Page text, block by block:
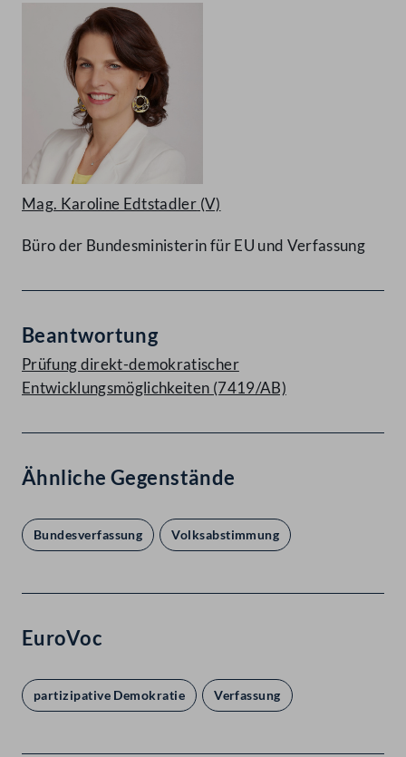
Mag. Karoline Edtstadler (V)
Büro der Bundesministerin für EU und Verfassung
Beantwortung
Prüfung direkt-demokratischer
Entwicklungsmöglichkeiten (7419/AB)
Ähnliche Gegenstände
Bundesverfassung Volksabstimmung
EuroVoc
partizipative Demokratie Verfassung